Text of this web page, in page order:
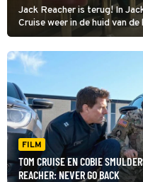
Jack Reacher is terug! In
Cruise weer in de huid van
FILM
TOM CRUISE EN COBIE
REACHER: NEVER GO BACK